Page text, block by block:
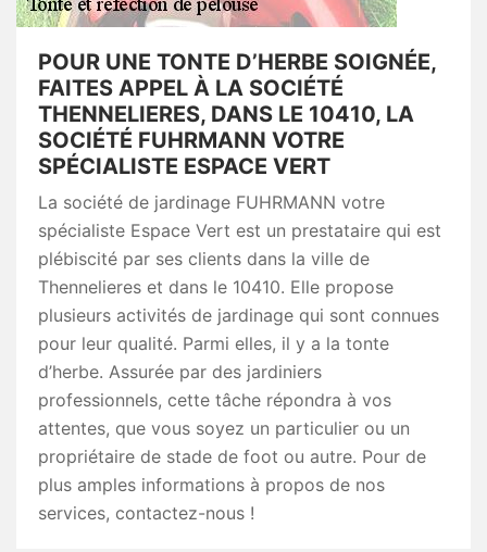
POUR UNE TONTE D’HERBE SOIGNÉE,
FAITES APPEL À LA SOCIÉTÉ
THENNELIERES, DANS LE 10410, LA
SOCIÉTÉ FUHRMANN VOTRE
SPÉCIALISTE ESPACE VERT
La société de jardinage FUHRMANN votre
spécialiste Espace Vert est un prestataire qui est
plébiscité par ses clients dans la ville de
Thennelieres et dans le 10410. Elle propose
plusieurs activités de jardinage qui sont connues
pour leur qualité. Parmi elles, il y a la tonte
d’herbe. Assurée par des jardiniers
professionnels, cette tâche répondra à vos
attentes, que vous soyez un particulier ou un
propriétaire de stade de foot ou autre. Pour de
plus amples informations à propos de nos
services, contactez-nous !